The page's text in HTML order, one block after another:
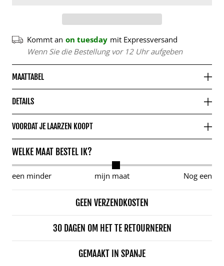
Kommt an on tuesday mit Expressversand
Wenn Sie die Bestellung vor 12 Uhr aufgeben
MAATTABEL
DETAILS
VOORDAT JE LAARZEN KOOPT
WELKE MAAT BESTEL IK?
een minder mijn maat Nog een
GEEN VERZENDKOSTEN
30 DAGEN OM HET TE RETOURNEREN
GEMAAKT IN SPANJE